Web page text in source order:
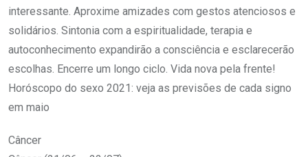
interessante. Aproxime amizades com gestos atenciosos e
solidários. Sintonia com a espiritualidade, terapia e
autoconhecimento expandirão a consciência e esclarecerão
escolhas. Encerre um longo ciclo. Vida nova pela frente!
Horóscopo do sexo 2021: veja as previsões de cada signo
em maio
Câncer